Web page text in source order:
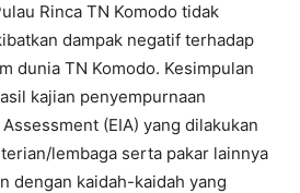
Rinca TN Komodo tidak
dampak negatif terhadap
dunia TN Komodo. Kesimpulan
kajian penyempurnaan
(EIA) yang dilakukan
lembaga serta pakar lainnya
dengan kaidah-kaidah yang